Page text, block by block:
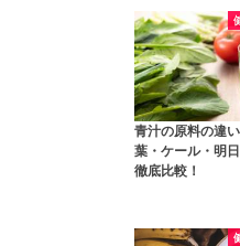
青汁の原料の違
葉・ケール・明
徹底比較！